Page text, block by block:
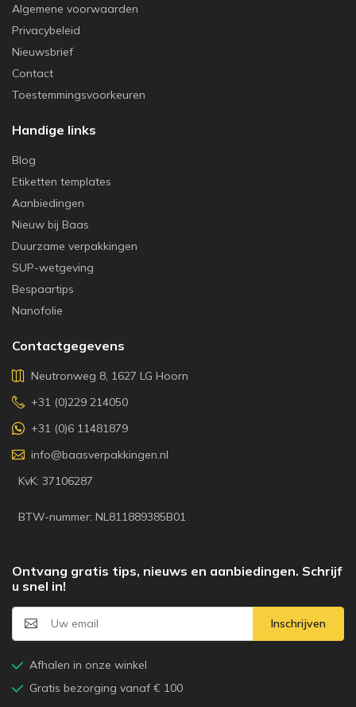
Algemene voorwaarden
Privacybeleid
Nieuwsbrief
Contact
Toestemmingsvoorkeuren
Handige links
Blog
Etiketten templates
Aanbiedingen
Nieuw bij Baas
Duurzame verpakkingen
SUP-wetgeving
Bespaartips
Nanofolie
Contactgegevens
Neutronweg 8, 1627 LG Hoorn
+31 (0)229 214050
+31 (0)6 11481879
info@baasverpakkingen.nl
KvK: 37106287
BTW-nummer: NL811889385B01
Ontvang gratis tips, nieuws en aanbiedingen. Schrijf
u snel in!
Inschrijven
Afhalen in onze winkel
Gratis bezorging vanaf € 100